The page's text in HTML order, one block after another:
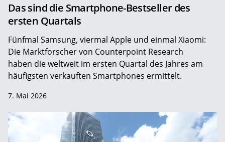
Das sind die Smartphone-Bestseller des
ersten Quartals
Fünfmal Samsung, viermal Apple und einmal Xiaomi:
Die Marktforscher von Counterpoint Research
haben die weltweit im ersten Quartal des Jahres am
häufigsten verkauften Smartphones ermittelt.
7. Mai 2026